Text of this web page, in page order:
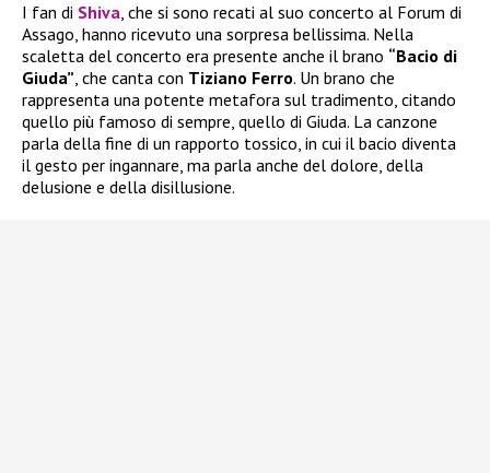
I fan di Shiva, che si sono recati al suo concerto al Forum di
Assago, hanno ricevuto una sorpresa bellissima. Nella
scaletta del concerto era presente anche il brano “Bacio di
Giuda”, che canta con Tiziano Ferro. Un brano che
rappresenta una potente metafora sul tradimento, citando
quello più famoso di sempre, quello di Giuda. La canzone
parla della fine di un rapporto tossico, in cui il bacio diventa
il gesto per ingannare, ma parla anche del dolore, della
delusione e della disillusione.